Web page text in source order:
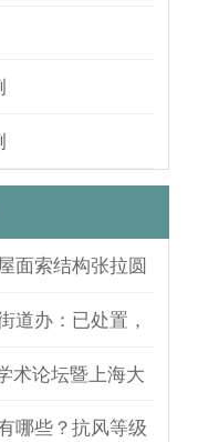
面索结构张拉圆
道办：已处置，
术论坛暨上海大
哪些？抗风等级